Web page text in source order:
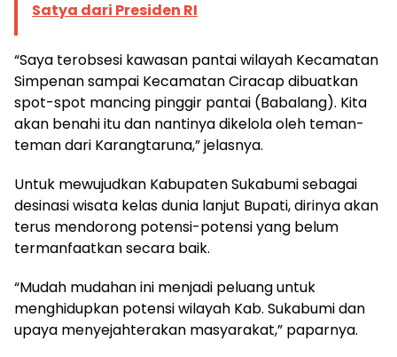
Satya dari Presiden RI
“Saya terobsesi kawasan pantai wilayah Kecamatan
Simpenan sampai Kecamatan Ciracap dibuatkan
spot-spot mancing pinggir pantai (Babalang). Kita
akan benahi itu dan nantinya dikelola oleh teman-
teman dari Karangtaruna,” jelasnya.
Untuk mewujudkan Kabupaten Sukabumi sebagai
desinasi wisata kelas dunia lanjut Bupati, dirinya akan
terus mendorong potensi-potensi yang belum
termanfaatkan secara baik.
“Mudah mudahan ini menjadi peluang untuk
menghidupkan potensi wilayah Kab. Sukabumi dan
upaya menyejahterakan masyarakat,” paparnya.